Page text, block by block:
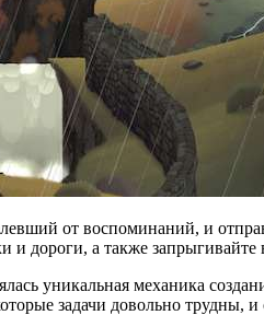
от воспоминаний, и
и дороги, а также
уникальная механика
задачи довольно трудны,